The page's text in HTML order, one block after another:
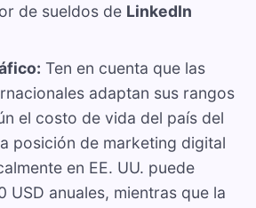
de sueldos de LinkedIn
Ten en cuenta que las
adaptan sus rangos
el costo de vida del país del
posición de marketing digital
en EE. UU. puede
USD anuales, mientras que la